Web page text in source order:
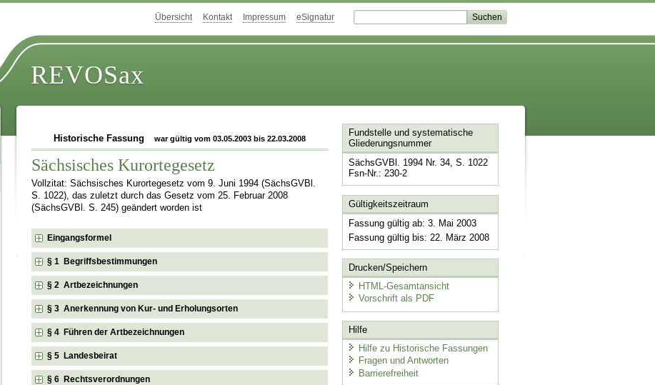
Übersicht Kontakt Impressum eSignatur
REVOSax
Historische Fassung war gültig vom 03.05.2003 bis 22.03.2008
Sächsisches Kurortegesetz
Vollzitat: Sächsisches Kurortegesetz vom 9. Juni 1994 (SächsGVBl.
S. 1022), das zuletzt durch das Gesetz vom 25. Februar 2008
(SächsGVBl. S. 245) geändert worden ist
Eingangsformel
§ 1 Begriffsbestimmungen
§ 2 Artbezeichnungen
§ 3 Anerkennung von Kur- und Erholungsorten
§ 4 Führen der Artbezeichnungen
§ 5 Landesbeirat
§ 6 Rechtsverordnungen
Fundstelle und systematische
Gliederungsnummer
SächsGVBl. 1994 Nr. 34, S. 1022
Fsn-Nr.: 230-2
Gültigkeitszeitraum
Fassung gültig ab: 3. Mai 2003
Fassung gültig bis: 22. März 2008
Drucken/Speichern
HTML-Gesamtansicht
Vorschrift als PDF
Hilfe
Hilfe zu Historische Fassungen
Fragen und Antworten
Barrierefreiheit